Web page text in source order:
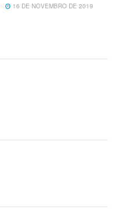
16 DE NOVEMBRO DE 2019